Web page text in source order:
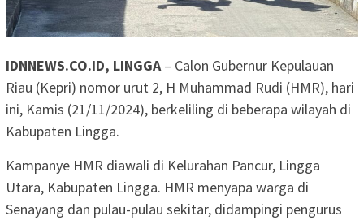
IDNNEWS.CO.ID, LINGGA– Calon Gubernur Kepulauan
Riau (Kepri) nomor urut 2, H Muhammad Rudi (HMR), hari
ini, Kamis (21/11/2024), berkeliling di beberapa wilayah di
Kabupaten Lingga.
Kampanye HMR diawali di Kelurahan Pancur, Lingga
Utara, Kabupaten Lingga. HMR menyapa warga di
Senayang dan pulau-pulau sekitar, didampingi pengurus